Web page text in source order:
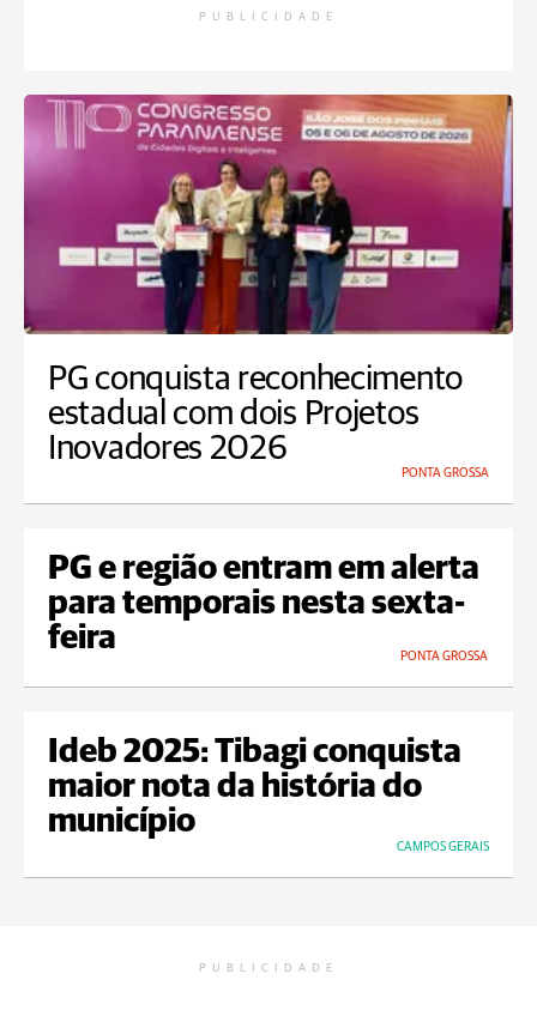
PUBLICIDADE
PG conquista reconhecimento
estadual com dois Projetos
Inovadores 2026
PONTA GROSSA
PG e região entram em alerta
para temporais nesta sexta-
feira
PONTA GROSSA
Ideb 2025: Tibagi conquista
maior nota da história do
município
CAMPOS GERAIS
PUBLICIDADE